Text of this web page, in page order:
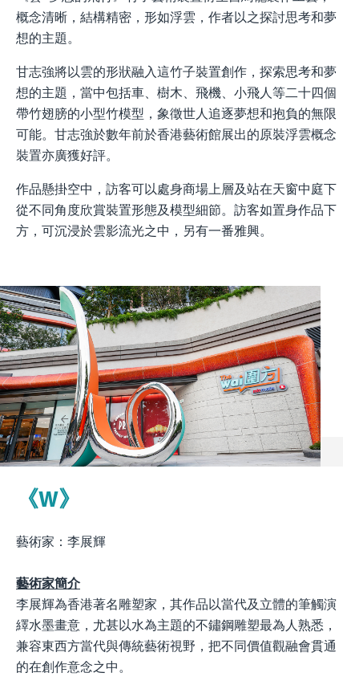
概念清晰，結構精密，形如浮雲，作者以之探討思考和夢
想的主題。
甘志強將以雲的形狀融入這竹子裝置創作，探索思考和夢
想的主題，當中包括車、樹木、飛機、小飛人等二十四個
帶竹翅膀的小型竹模型，象徵世人追逐夢想和抱負的無限
可能。甘志強於數年前於香港藝術館展出的原裝浮雲概念
裝置亦廣獲好評。
作品懸掛空中，訪客可以處身商場上層及站在天窗中庭下
從不同角度欣賞裝置形態及模型細節。訪客如置身作品下
方，可沉浸於雲影流光之中，另有一番雅興。
《W》
藝術家：李展輝
藝術家簡介
李展輝為香港著名雕塑家，其作品以當代及立體的筆觸演
繹水墨畫意，尤甚以水為主題的不鏽鋼雕塑最為人熟悉，
兼容東西方當代與傳統藝術視野，把不同價值觀融會貫通
的在創作意念之中。